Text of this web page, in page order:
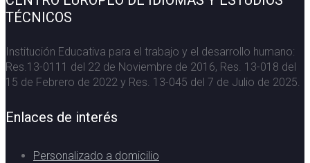
TÉCNICOS
Institución Educativa para el trabajo y el desarrollo humano:
Res.13-0111 del 22 de Noviembre de 2016, Res. 13-018 del
15 de Febrero de 2022 y Res. 13-045 del 7 de Julio de 2025.
Enlaces de interés
Personalizado a domicilio